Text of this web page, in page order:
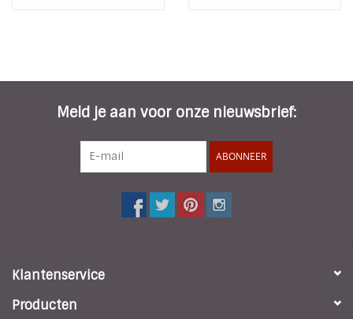
Meld je aan voor onze nieuwsbrief:
ABONNEER
Klantenservice
Producten